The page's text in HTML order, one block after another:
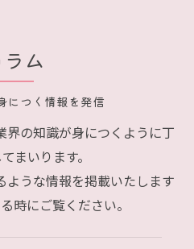
ラム
につく情報を発信
の知識が身につくように丁
まいります。
ような情報を掲載いたします
時にご覧ください。